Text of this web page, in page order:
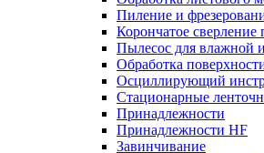
Пиление и
Корончатое сверление
Пылесос для влажной
Обработка
Осциллирующий
Стационарные
Принадлежности
Принадлежности HF
Завинчивание